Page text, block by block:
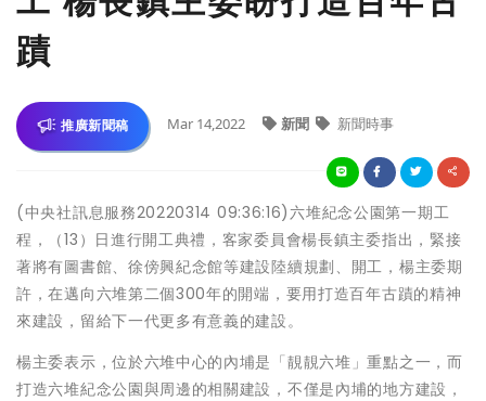
蹟
推廣新聞稿 Mar 14,2022 新聞 新聞時事
(中央社訊息服務20220314 09:36:16)六堆紀念公園第一期工
程，（13）日進行開工典禮，客家委員會楊長鎮主委指出，緊接
著將有圖書館、徐傍興紀念館等建設陸續規劃、開工，楊主委期
許，在邁向六堆第二個300年的開端，要用打造百年古蹟的精神
來建設，留給下一代更多有意義的建設。
楊主委表示，位於六堆中心的內埔是「靚靚六堆」重點之一，而
打造六堆紀念公園與周邊的相關建設，不僅是內埔的地方建設，